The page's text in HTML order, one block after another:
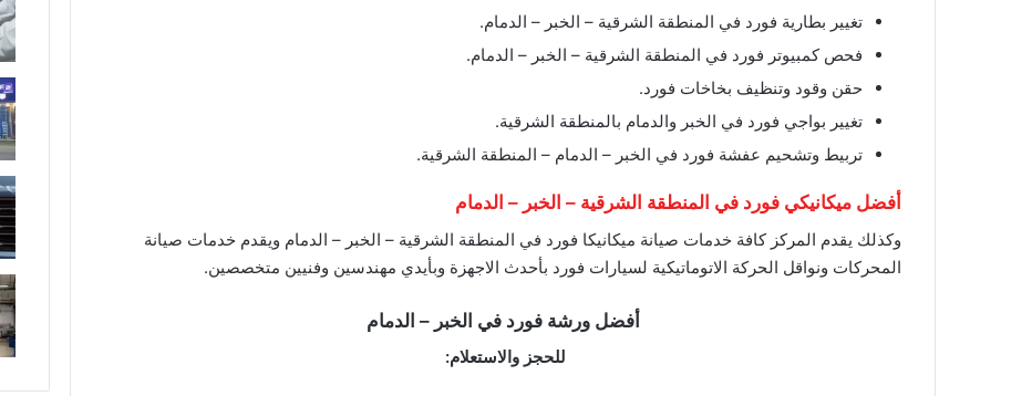
تغيير بطارية فورد في المنطقة الشرقية – الخبر – الدمام.
فحص كمبيوتر فورد في المنطقة الشرقية – الخبر – الدمام.
حقن وقود وتنظيف بخاخات فورد.
تغيير بواجي فورد في الخبر والدمام بالمنطقة الشرقية.
تربيط وتشحيم عفشة فورد في الخبر – الدمام – المنطقة الشرقية.
أفضل ميكانيكي فورد في المنطقة الشرقية – الخبر – الدمام
وكذلك يقدم المركز كافة خدمات صيانة ميكانيكا فورد في المنطقة الشرقية – الخبر – الدمام ويقدم خدمات صيانة
المحركات ونواقل الحركة الاتوماتيكية لسيارات فورد بأحدث الاجهزة وبأيدي مهندسين وفنيين متخصصين.
أفضل ورشة فورد في الخبر – الدمام
للحجز والاستعلام: